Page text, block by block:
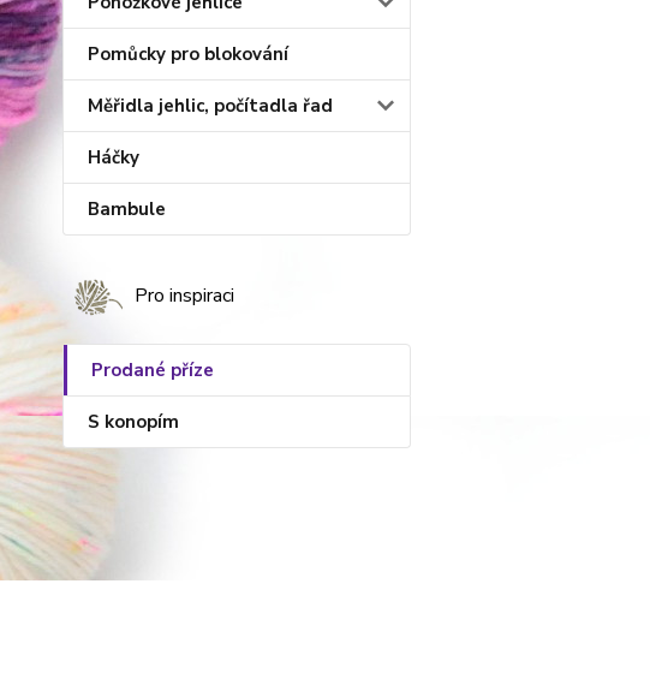
Pomůcky pro blokování
Měřidla jehlic, počítadla řad
Háčky
Bambule
Pro inspiraci
Prodané příze
S konopím